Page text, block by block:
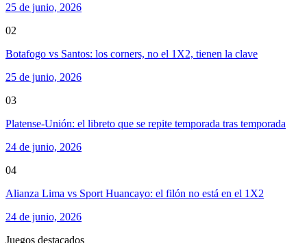
25 de junio, 2026
02
Botafogo vs Santos: los corners, no el 1X2, tienen la clave
25 de junio, 2026
03
Platense-Unión: el libreto que se repite temporada tras temporada
24 de junio, 2026
04
Alianza Lima vs Sport Huancayo: el filón no está en el 1X2
24 de junio, 2026
Juegos destacados